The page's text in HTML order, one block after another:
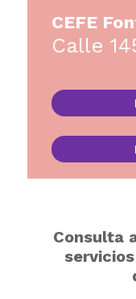
CEFE
Calle
Consulta